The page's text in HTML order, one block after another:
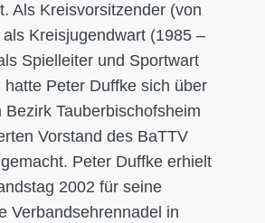
Als Kreisvorsitzender (von
Kreisjugendwart (1985 –
Spielleiter und Sportwart
hatte Peter Duffke sich über
Bezirk Tauberbischofsheim
Vorstand des BaTTV
Peter Duffke erhielt
2002 für seine
Verbandsehrennadel in